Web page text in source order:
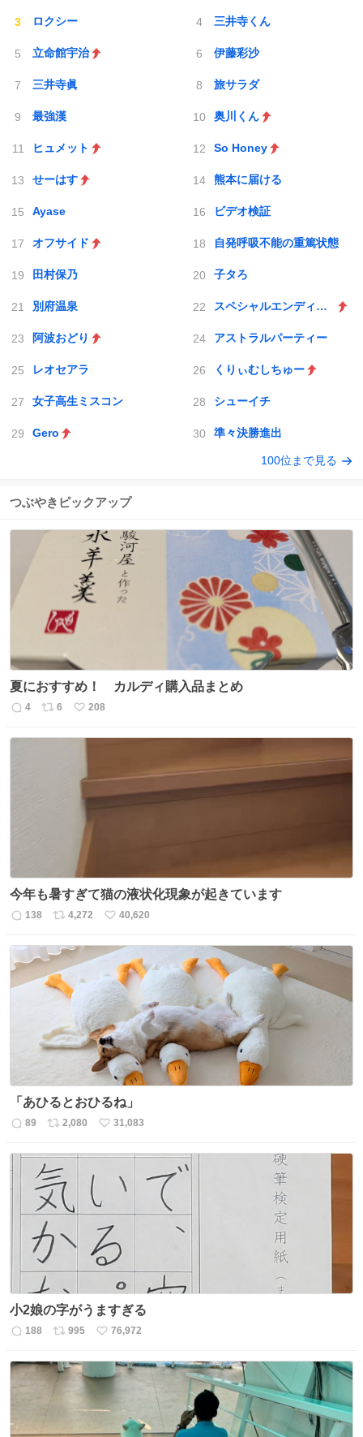
ロクシー 三井寺くん
立命館宇治 伊藤彩沙
三井寺眞 旅サラダ
最強漢 奥川くん
ヒュメット So Honey
せーはす 熊本に届ける
Ayase ビデオ検証
オフサイド 自発呼吸不能の重篤状態
田村保乃 子タろ
別府温泉 スペシャルエンディング
阿波おどり アストラルパーティー
レオセアラ くりぃむしちゅー
女子高生ミスコン シューイチ
Gero 準々決勝進出
100位まで見る
つぶやきピックアップ
夏におすすめ！ カルディ購入品まとめ
返
4
リ
6
い
208
今年も暑すぎて猫の液状化現象が起きています
返
138
リ
ス
ト
数
4,272
い
ね
数
40,620
「あひるとおひるね」
返
89
リ
ト
数
2,080
い
31,083
小2娘の字がうますぎる
返
数
188
リ
ス
995
い
ね
76,972